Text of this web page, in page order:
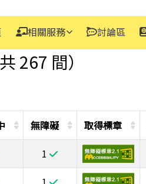
相關服務 討論區
共 267 間）
無障礙 取得標章
1